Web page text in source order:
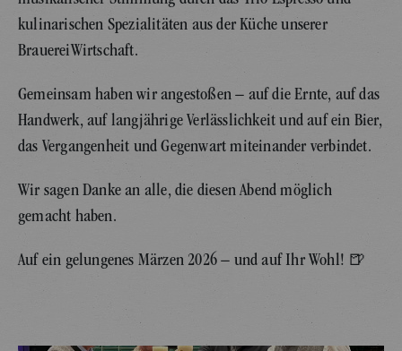
kulinarischen Spezialitäten aus der Küche unserer
BrauereiWirtschaft.
Gemeinsam haben wir angestoßen – auf die Ernte, auf das
Handwerk, auf langjährige Verlässlichkeit und auf ein Bier,
das Vergangenheit und Gegenwart miteinander verbindet.
Wir sagen Danke an alle, die diesen Abend möglich
gemacht haben.
Auf ein gelungenes Märzen 2026 – und auf Ihr Wohl! 🍺